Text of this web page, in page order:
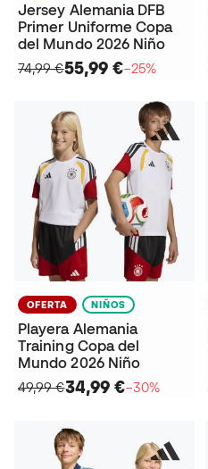
Jersey Alemania DFB
Primer Uniforme Copa
del Mundo 2026 Niño
74,99 €55,99 €−25%
OFERTA NIÑOS
Playera Alemania
Training Copa del
Mundo 2026 Niño
49,99 €34,99 €−30%